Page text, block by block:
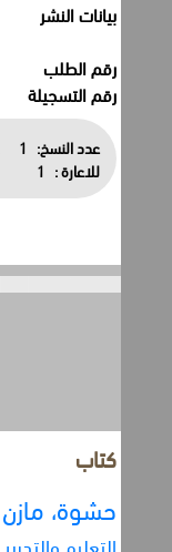
بيانات النشر
رقم الطلب
رقم التسجيلة
5966
عدد النسخ: 1 عدد
للاعارة :
1
حشوة، مازن
التعليم والتدريب